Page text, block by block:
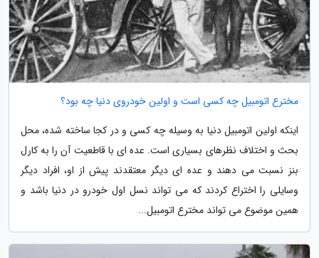
مخترع اتومبیل چه کسی است و اولین خودروی دنیا چه بود؟
اینکه اولین اتومبیل دنیا به وسیله چه کسی و در کجا ساخته شده، محل
بحث و اختلاف نظرهای بسیاری است. عده ای با قاطعیت آن را به کارل
بنز نسبت می دهند و عده ای دیگر معتقدند پیش از او، افراد دیگر
وسایلی را اختراع کردند که می تواند نسل اول خودرو در دنیا باشد و
همین موضوع می تواند مخترع اتومبیل...